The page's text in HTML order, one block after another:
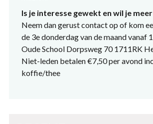
Is je interesse gewekt en wil je
Neem dan gerust contact op of kom
de 3e donderdag van de maand vanaf
Oude School Dorpsweg 70 1711RK
Niet-leden betalen €7,50 per avond
koffie/thee